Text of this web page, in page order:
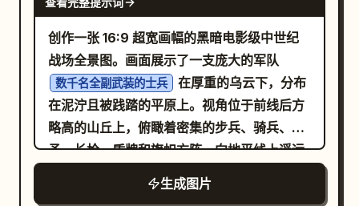
站着，双手合十放在下巴附近，抬头看着男
生。右侧角色为高挑纤瘦的动漫男高中生，身
高约 186 cm，黑色乱发，身穿黑色西装外
套、白衬衫（下摆微露）、条纹领带、黑色长
裤、黑色皮鞋，单手插兜，身体微微前倾，低
孔，带有柔和的腮红感。 视觉风格：精致的韩
式/日式网漫插画，柔和的水彩阴影，干净的线
角色：使用三个固定角色：1) 一名年轻的日本
男性上班族，身穿深色西装、白衬衫、条纹领
带，短黑发，坐在大办公桌前使用台式电脑；
2) 一只毛茸茸的小仓鼠，可爱但表情严肃，坐
在微型办公椅上，面前是微型办公桌、微型显
示器、键盘、文件和办公用品；3) 一名愤怒的
中年男上司，身穿西装领带，戴眼镜，表情严
厉，坐在或站在后方的办公桌前。年轻员工为
一名年轻的日本上班族 ；仓鼠为
创作一张 16:9 超宽画幅的黑暗电影级中世纪
战场全景图。画面展示了一支庞大的军队
数千名全副武装的士兵
在厚重的乌云下，分布
在泥泞且被践踏的平原上。视角位于前线后方
略高的山丘上，俯瞰着密集的步兵、骑兵、长
矛、长枪、盾牌和旗帜方阵，向地平线上遥远
的城池延伸。前景处，放置身着钢盔、锁子
甲、手持圆盾和长柄武器、披着磨损斗篷的中
生成图片